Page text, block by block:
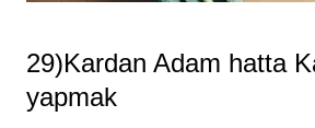
29)Kardan Adam hatta
yapmak